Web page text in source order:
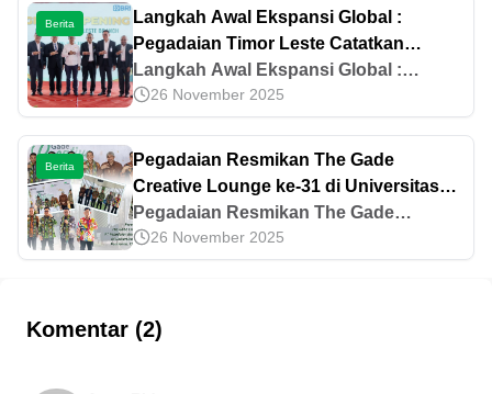
Berita
Langkah Awal Ekspansi Global :
Pegadaian Timor Leste Catatkan
Kinerja Gemilang
Langkah Awal Ekspansi Global :
Pegadaian Timor Leste Catatkan
Kinerja Gemilang
26 November 2025
Berita
Pegadaian Resmikan The Gade
Creative Lounge ke-31 di Universitas
Tanjungpura, Perkuat Kolaborasi Dunia
Pendidikan
Pegadaian Resmikan The Gade
Creative Lounge ke-31 di Universitas
Tanjungpura, Perkuat Kolaborasi Dunia
26 November 2025
Komentar (2)